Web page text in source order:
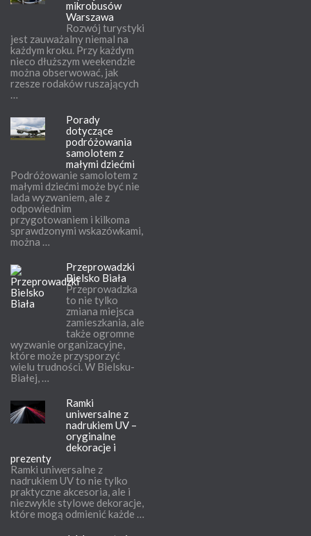
mikrobusów
Warszawa
Rozwój turystyki
jest zauważalny niemal na
każdym kroku. Przy każdym
nieco dłuższym weekendzie
można obserwować, jak
rzesze rodaków ruszających
…
Porady
dotyczące
podróżowania
samolotem z
małymi dziećmi
Podróżowanie samolotem z
małymi dziećmi może być nie
lada wyzwaniem, ale z
odpowiednim
przygotowaniem i kilkoma
sprawdzonymi wskazówkami,
można …
Przeprowadzki
Bielsko Biała
Przeprowadzka
to nie tylko
zmiana miejsca
zamieszkania, ale
także ogromne
wyzwanie organizacyjne,
które może przysporzyć
wielu trudności. W Bielsku-
Białej, …
Ramki
uniwersalne z
nadrukiem UV –
oryginalne
dekoracje i
prezenty
Ramki uniwersalne z
nadrukiem UV to nie tylko
praktyczne akcesoria, ale i
niezwykle stylowe dekoracje,
które mogą odmienić każde …